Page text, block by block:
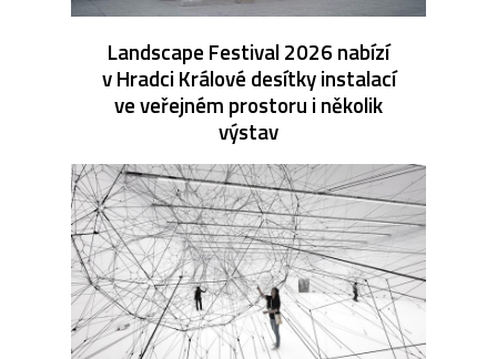
Landscape Festival 2026 nabízí
v Hradci Králové desítky instalací
ve veřejném prostoru i několik
výstav